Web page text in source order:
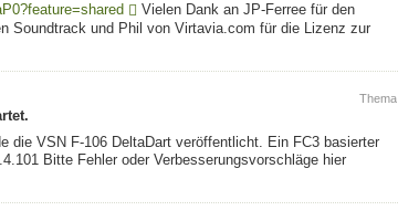
Vielen Dank an JP-Ferree für den
Soundtrack und Phil von Virtavia.com für die Lizenz zur
Thema
die VSN F-106 DeltaDart veröffentlicht. Ein FC3 basierter
Bitte Fehler oder Verbesserungsvorschläge hier